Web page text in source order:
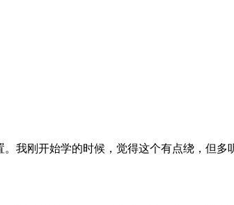
我刚开始学的时候，觉得这个有点绕，但